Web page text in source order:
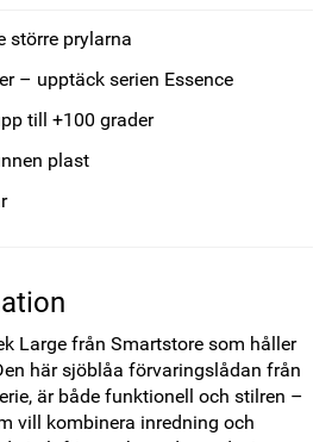
större prylarna
– upptäck serien Essence
till +100 grader
plast
Large från Smartstore som håller
här sjöblåa förvaringslådan från
är både funktionell och stilren –
vill kombinera inredning och